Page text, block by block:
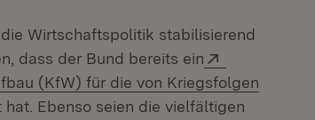
Wirtschaftspolitik stabilisierend
dass der Bund bereits ein
(KfW) für die von Kriegsfolgen
Fenster)
Ebenso seien die vielfältigen